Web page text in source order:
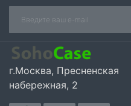
г.Москва, Пресненская
набережная, 2